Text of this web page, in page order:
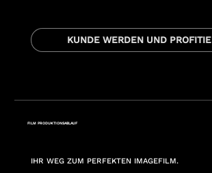
KUNDE WERDEN UND
FILM PRODUKTIONSABLAUF
IHR WEG ZUM PERFEKTEN IMAGEFILM.